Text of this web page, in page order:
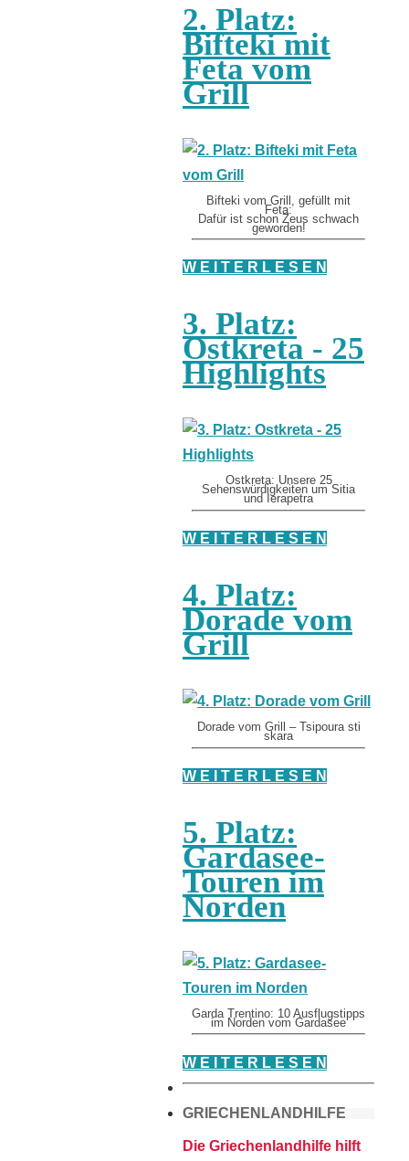
2. Platz:
Bifteki mit
Feta vom
Grill
Bifteki vom Grill, gefüllt mit
Feta:
Dafür ist schon Zeus schwach
geworden!
W E I T E R L E S E N
3. Platz:
Ostkreta - 25
Highlights
Ostkreta: Unsere 25
Sehenswürdigkeiten um Sitia
und Ierapetra
W E I T E R L E S E N
4. Platz:
Dorade vom
Grill
Dorade vom Grill – Tsipoura sti
skara
W E I T E R L E S E N
5. Platz:
Gardasee-
Touren im
Norden
Garda Trentino: 10 Ausflugstipps
im Norden vom Gardasee
W E I T E R L E S E N
GRIECHENLANDHILFE
Die Griechenlandhilfe hilft